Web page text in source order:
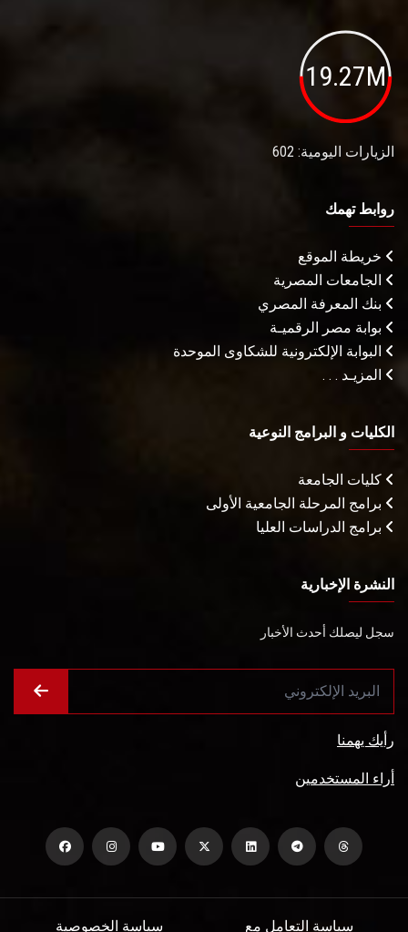
19.27M
الزيارات اليومية: 602
روابط تهمك
خريطة الموقع
الجامعات المصرية
بنك المعرفة المصري
بوابة مصر الرقميـة
البوابة الإلكترونية للشكاوى الموحدة
المزيـد . . .
الكليات و البرامج النوعية
كليات الجامعة
برامج المرحلة الجامعية الأولى
برامج الدراسات العليا
النشرة الإخبارية
سجل ليصلك أحدث الأخبار
رأيك يهمنا
أراء المستخدمين
سياسة الخصوصية سياسة التعامل مع